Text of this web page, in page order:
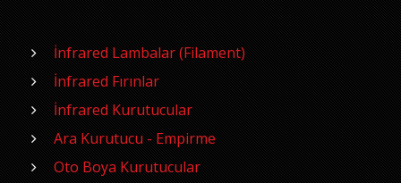
İnfrared Lambalar (Filament)
İnfrared Fırınlar
İnfrared Kurutucular
Ara Kurutucu - Empirme
Oto Boya Kurutucular